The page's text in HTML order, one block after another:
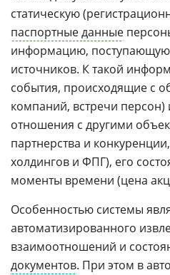
статическую
паспортные данные
информацию,
источников. К такой
события, происходящие с
компаний, встречи
отношения с другими
партнерства и
холдингов и ФПГ), его
моменты времени (цена
Особенностью системы
автоматизированного
взаимоотношений и
документов. При этом в